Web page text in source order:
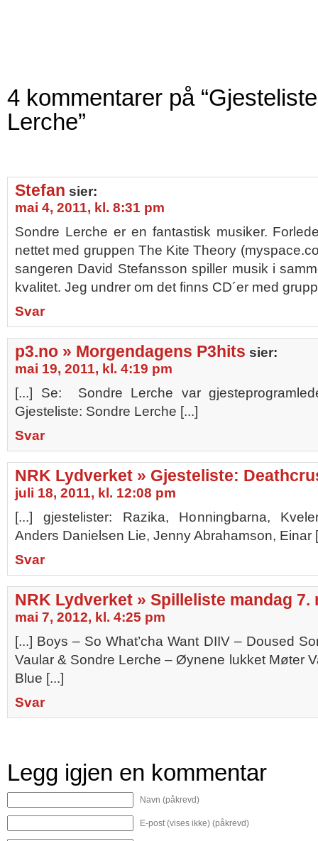
4 kommentarer på
Lerche”
Stefan sier:
mai 4, 2011, kl. 8:31 pm
Sondre Lerche er en fantastisk musiker.
nettet med gruppen The Kite Theory
sangeren David Stefansson spiller musik i
kvalitet. Jeg undrer om det finns CD´er med
Svar
p3.no » Morgendagens P3hits sier:
mai 19, 2011, kl. 4:19 pm
[...] Se: Sondre Lerche var
Gjesteliste: Sondre Lerche [...]
Svar
NRK Lydverket » Gjesteliste:
juli 18, 2011, kl. 12:08 pm
[...] gjestelister: Razika, Honningbarna,
Anders Danielsen Lie, Jenny Abrahamson, Einar
Svar
NRK Lydverket » Spilleliste mandag 7.
mai 7, 2012, kl. 4:25 pm
[...] Boys – So What’cha Want DIIV – Doused
Vaular & Sondre Lerche – Øynene lukket Møter
Blue [...]
Svar
Legg igjen en kommentar
Navn (påkrevd)
E-post (vises ikke) (påkrevd)